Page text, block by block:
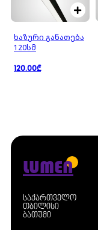
ხაზური განათება
120სმ
120.00₾
LUMEN
საქართველო
თბილისი
ბათუმი